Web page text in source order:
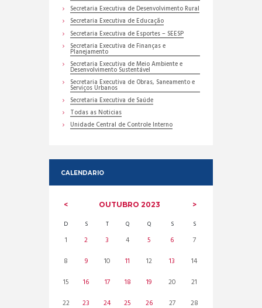
Secretaria Executiva de Desenvolvimento Rural
Secretaria Executiva de Educação
Secretaria Executiva de Esportes – SEESP
Secretaria Executiva de Finanças e
Planejamento
Secretaria Executiva de Meio Ambiente e
Desenvolvimento Sustentável
Secretaria Executiva de Obras, Saneamento e
Serviços Urbanos
Secretaria Executiva de Saúde
Todas as Noticias
Unidade Central de Controle Interno
CALENDARIO
OUTUBRO2023
D S T Q Q S S
1 2 3 4 5 6
7
8
9 10 11 12 13
14
15
16 17 18 19 20
21
22
23 24 25 26 27 28